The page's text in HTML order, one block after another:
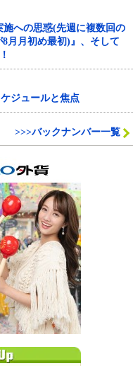
への思惑(先週に複数回の
月月初め最初)』、そして
ジュールと焦点
>>>バックナンバー一覧